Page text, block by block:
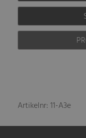
Artikelnr: 11-A3e